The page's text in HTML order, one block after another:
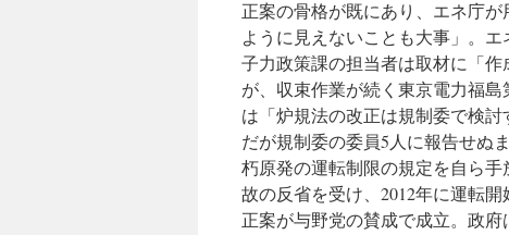
正案の骨格が既にあり、エネ庁
ように見えないことも大事」。
子力政策課の担当者は取材に「
が、収束作業が続く東京電力福
は「炉規法の改正は規制委で検討
だが規制委の委員5人に報告せぬ
朽原発の運転制限の規定を自ら
故の反省を受け、2012年に運転
正案が与野党の賛成で成立。政